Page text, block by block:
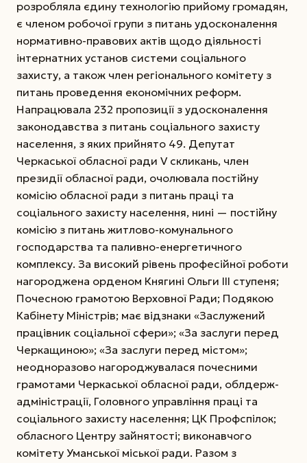
розробляла єдину технологію прийому громадян,
є членом робочої групи з питань удосконалення
нормативно-правових актів щодо діяльності
інтернатних установ системи соціального
захисту, а також член регіонального комітету з
питань проведення економічних реформ.
Напрацювала 232 пропозиції з удосконалення
законодавства з питань соціального захисту
населення, з яких прийнято 49. Депутат
Черкаської обласної ради V скликань, член
президії обласної ради, очолювала постійну
комісію обласної ради з питань праці та
соціального захисту населення, нині — постійну
комісію з питань житлово-комунального
господарства та паливно-енергетичного
комплексу. За високий рівень професійної роботи
нагороджена орденом Княгині Ольги ІІІ ступеня;
Почесною грамотою Верховної Ради; Подякою
Кабінету Міністрів; має відзнаки «Заслужений
працівник соціальної сфери»; «За заслуги перед
Черкащиною»; «За заслуги перед містом»;
неодноразово нагороджувалася почесними
грамотами Черкаської обласної ради, облдерж-
адміністрації, Головного управління праці та
соціального захисту населення; ЦК Профспілок;
обласного Центру зайнятості; виконавчого
комітету Уманської міської ради. Разом з